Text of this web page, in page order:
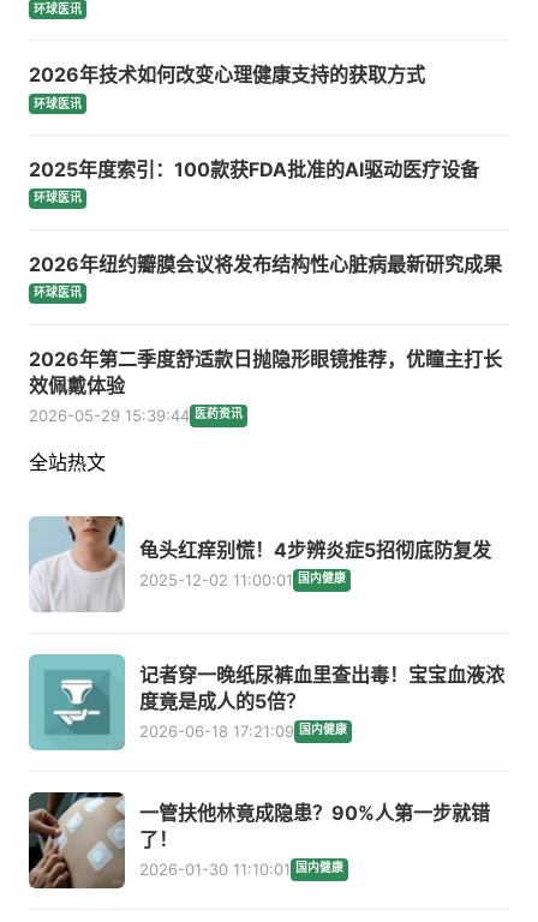
环球医讯
2026年技术如何改变心理健康支持的获取方式
环球医讯
2025年度索引：100款获FDA批准的AI驱动医疗设备
环球医讯
2026年纽约瓣膜会议将发布结构性心脏病最新研究成果
环球医讯
2026年第二季度舒适款日抛隐形眼镜推荐，优瞳主打长
效佩戴体验
2026-05-29 15:39:44 医药资讯
全站热文
龟头红痒别慌！4步辨炎症5招彻底防复发
2025-12-02 11:00:01 国内健康
记者穿一晚纸尿裤血里查出毒！宝宝血液浓
度竟是成人的5倍？
2026-06-18 17:21:09 国内健康
一管扶他林竟成隐患？90%人第一步就错
了！
2026-01-30 11:10:01 国内健康